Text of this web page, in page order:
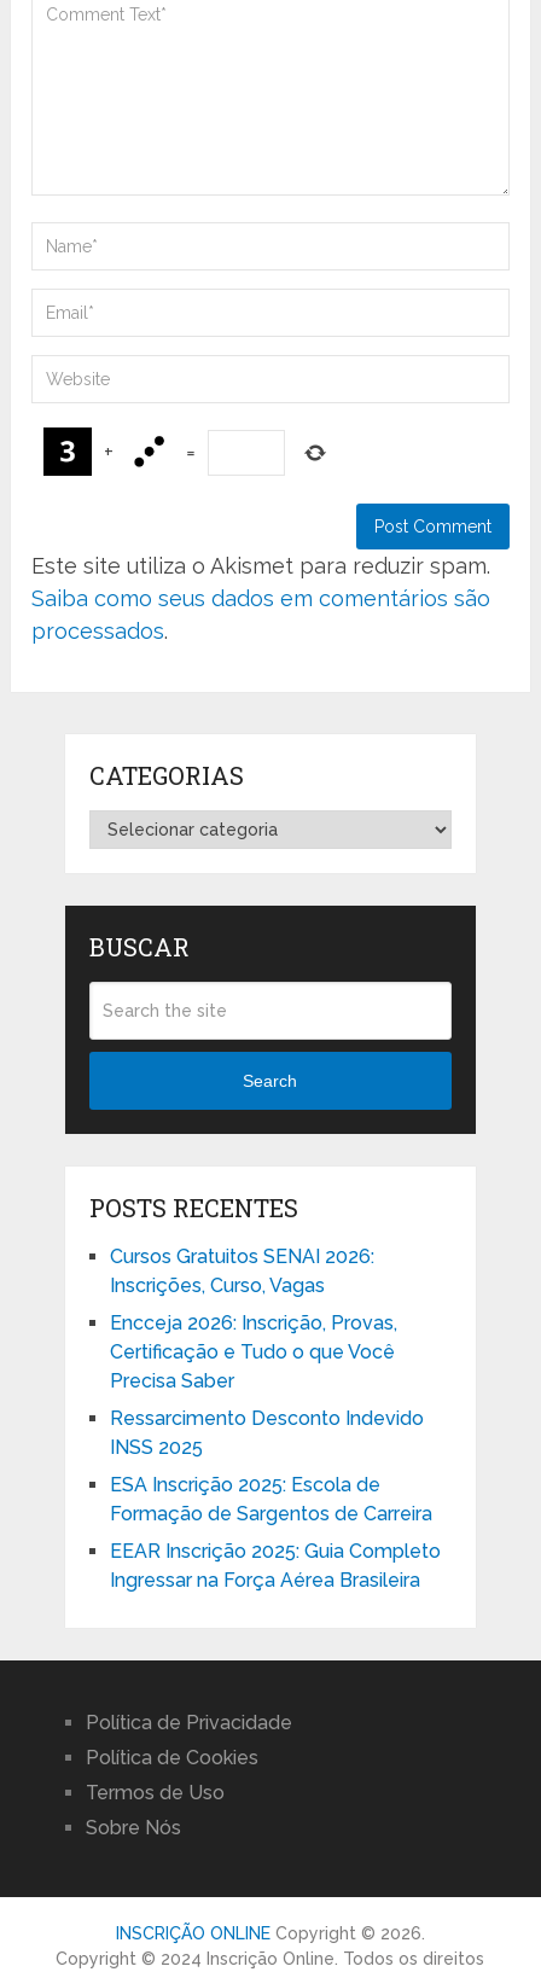
+ =
Este site utiliza o Akismet para reduzir spam.
Saiba como seus dados em comentários são
processados.
CATEGORIAS
Categorias
BUSCAR
Search
POSTS RECENTES
Cursos Gratuitos SENAI 2026:
Inscrições, Curso, Vagas
Encceja 2026: Inscrição, Provas,
Certificação e Tudo o que Você
Precisa Saber
Ressarcimento Desconto Indevido
INSS 2025
ESA Inscrição 2025: Escola de
Formação de Sargentos de Carreira
EEAR Inscrição 2025: Guia Completo
Ingressar na Força Aérea Brasileira
Política de Privacidade
Política de Cookies
Termos de Uso
Sobre Nós
INSCRIÇÃO ONLINECopyright © 2026.
Copyright © 2024 Inscrição Online. Todos os direitos